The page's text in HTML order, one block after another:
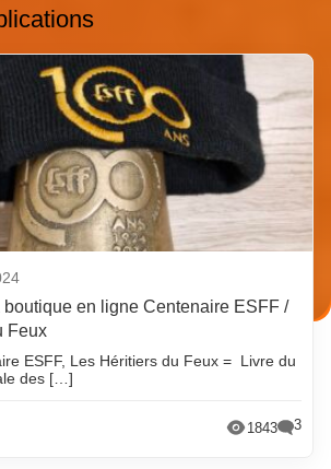
boutique en ligne Centenaire ESFF /
Feux
ESFF, Les Héritiers du Feux = Livre du
des […]
1843 3